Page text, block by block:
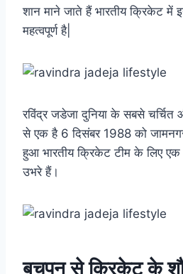
शान माने जाते हैं भारतीय क्रिकेट में
महत्वपूर्ण है|
रविंद्र जडेजा दुनिया के सबसे चर्चित
से एक है 6 दिसंबर 1988 को
हुआ भारतीय क्रिकेट टीम के लिए एक
उभरे हैं।
बचपन से क्रिकेट के